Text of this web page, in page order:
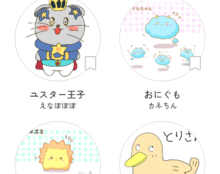
ユスター王子
えなぼぼぼ
おにぐも
カネちん